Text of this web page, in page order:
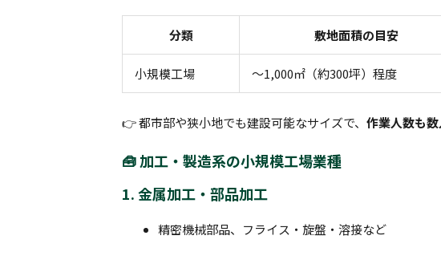
分類 敷地面積の目安
小規模工場 ～1,000㎡（約300坪）程度
👉 都市部や狭小地でも建設可能なサイズで、作業人数も
🧰 加工・製造系の小規模工場業種
1. 金属加工・部品加工
精密機械部品、フライス・旋盤・溶接など